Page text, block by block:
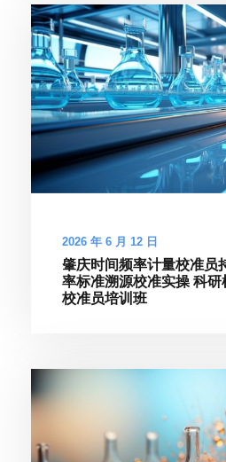
2026 年 6 月 12 日
肇庆时间频率计量校准员
率标准溯源校准实操 科
校准员培训班